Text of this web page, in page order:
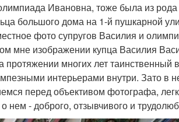
Ивановна, тоже была из
большого дома на 1-й пушкарной
фото супругов Василия и
мне изображении купца Василия
протяжении многих лет таинственный
интерьерами внутри. Зато в
перед объективом фотографа,
нем - доброго, отзывчивого и